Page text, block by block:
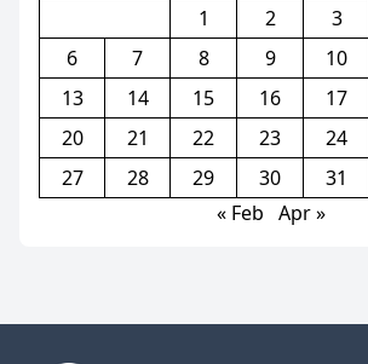
1
2 3
6
7 8 9 10
13
14 15 16 17
20
21 22 23 24
27
28 29 30
31
« Feb Apr »